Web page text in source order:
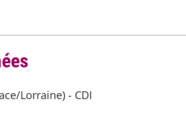
Lorraine) - CDI